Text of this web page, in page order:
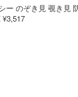
ー のぞき見 覗き見